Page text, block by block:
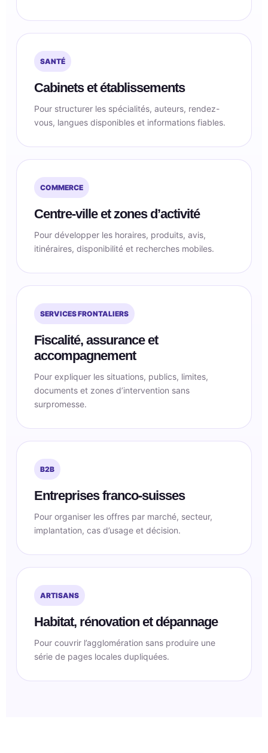
SANTÉ
Cabinets et établissements
Pour structurer les spécialités, auteurs, rendez-
vous, langues disponibles et informations fiables.
COMMERCE
Centre-ville et zones d’activité
Pour développer les horaires, produits, avis,
itinéraires, disponibilité et recherches mobiles.
SERVICES FRONTALIERS
Fiscalité, assurance et
accompagnement
Pour expliquer les situations, publics, limites,
documents et zones d’intervention sans
surpromesse.
B2B
Entreprises franco-suisses
Pour organiser les offres par marché, secteur,
implantation, cas d’usage et décision.
ARTISANS
Habitat, rénovation et dépannage
Pour couvrir l’agglomération sans produire une
série de pages locales dupliquées.